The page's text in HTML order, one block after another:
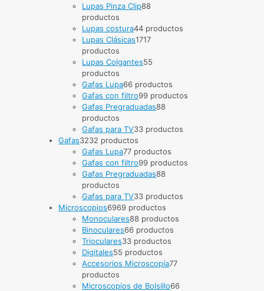
Lupas Pinza Clip88
productos
Lupas costura44 productos
Lupas Clásicas1717
productos
Lupas Colgantes55
productos
Gafas Lupa66 productos
Gafas con filtro99 productos
Gafas Pregraduadas88
productos
Gafas para TV33 productos
Gafas3232 productos
Gafas Lupa77 productos
Gafas con filtro99 productos
Gafas Pregraduadas88
productos
Gafas para TV33 productos
Microscopios6969 productos
Monoculares88 productos
Binoculares66 productos
Trioculares33 productos
Digitales55 productos
Accesorios Microscopía77
productos
Microscopios de Bolsillo66